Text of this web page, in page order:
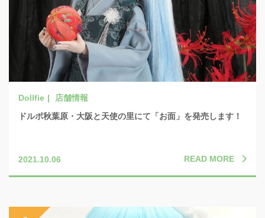
店舗情報
ドルポ秋葉原・大阪と天使の里にて「お面」を発売します！
2021.10.06 READ MORE